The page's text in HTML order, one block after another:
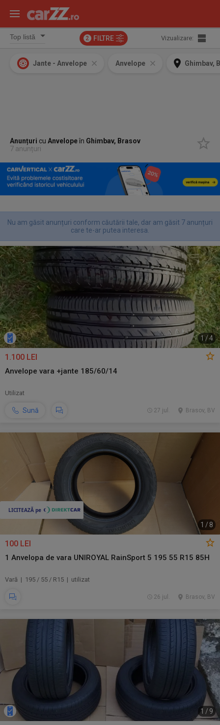
2 FILTRE Vizualizare:
Jante - Anvelope Anvelope Ghimbav,
Anunțuri cuAnvelopeîn Ghimbav, Brasov
7 anunțuri
Nu am găsit anunțuri conform căutării tale, dar am găsit 7 anunțuri
care te-ar putea interesa.
1/4
1.100 LEI
Anvelope vara +jante 185/60/14
Utilizat
Sună Brasov, BV
27 jul.
1 / 8
100 LEI
1 Anvelopa de vara UNIROYAL RainSport 5 195 55 R15 85H
Vară | 195 / 55 / R15 | utilizat
Brasov, BV
26 jul.
1 / 9